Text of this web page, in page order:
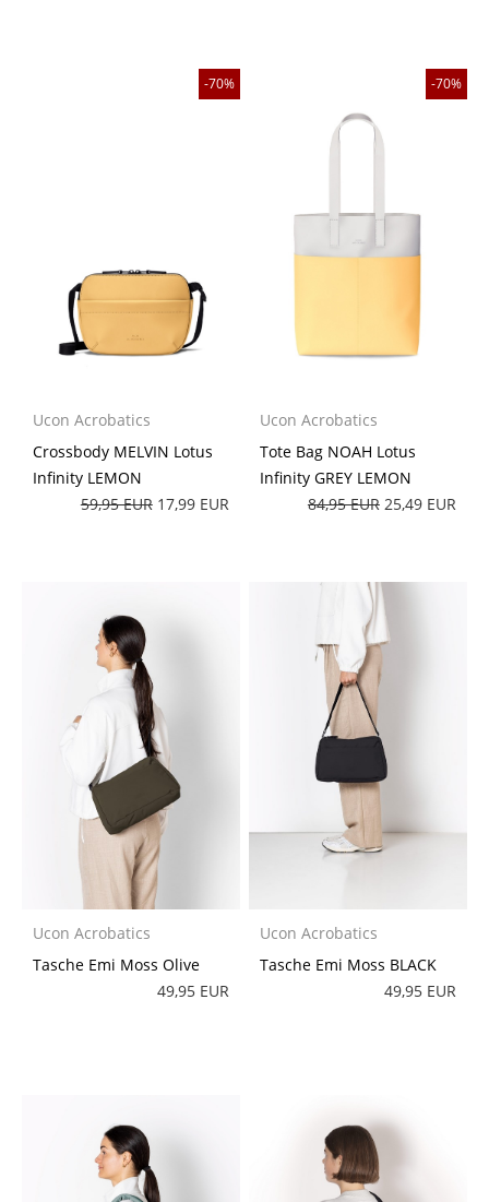
70%
Ucon Acrobatics
Crossbody MELVIN Lotus
Infinity LEMON
59,95 EUR 17,99 EUR
70%
Ucon Acrobatics
Tote Bag NOAH Lotus
Infinity GREY LEMON
84,95 EUR 25,49 EUR
Ucon Acrobatics
Tasche Emi Moss Olive
49,95 EUR
Ucon Acrobatics
Tasche Emi Moss BLACK
49,95 EUR